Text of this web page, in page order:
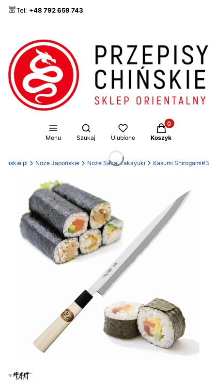
Tel: +48 792 659 743
Menu
Otwórz wyszukiwarkę
Szukaj Ulubione
Produkty w
Koszyk
Noże Japońskie Noże Sakai Takayuki Kasumi Shirogami#3